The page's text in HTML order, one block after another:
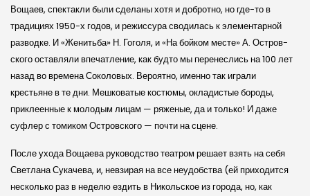
Вощаев, спектакли были сделаны хотя и добротно, но где-то в
традициях 1950-х годов, и режиссура сводилась к элементарной
разводке. И «Женитьба» Н. Гоголя, и «На бойком месте» А. Остров­
ского оставляли впечатление, как будто мы перенеслись на 100 лет
назад во времена Соколовых. Вероятно, именно так играли
крестьяне в те дни. Мешковатые костюмы, окладистые бороды,
приклеенные к молодым лицам — ряженые, да и только! И даже
суфлер с томиком Остров­ского — почти на сцене.
После ухода Вощаева руководство театром решает взять на себя
Светлана Сукачева, и, невзирая на все неудобства (ей приходится
несколько раз в неделю ездить в Николь­ское из города, но, как